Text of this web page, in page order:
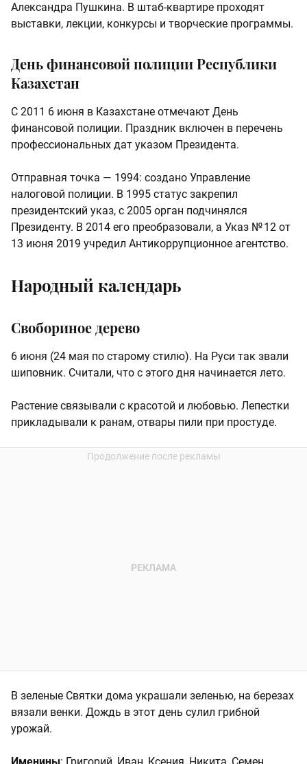
Александра Пушкина. В штаб-квартире проходят
выставки, лекции, конкурсы и творческие программы.
День финансовой полиции Республики
Казахстан
С 2011 6 июня в Казахстане отмечают День
финансовой полиции. Праздник включен в перечень
профессиональных дат указом Президента.
Отправная точка — 1994: создано Управление
налоговой полиции. В 1995 статус закрепил
президентский указ, с 2005 орган подчинялся
Президенту. В 2014 его преобразовали, а Указ № 12 от
13 июня 2019 учредил Антикоррупционное агентство.
Народный календарь
Свобориное дерево
6 июня (24 мая по старому стилю). На Руси так звали
шиповник. Считали, что с этого дня начинается лето.
Растение связывали с красотой и любовью. Лепестки
прикладывали к ранам, отвары пили при простуде.
В зеленые Святки дома украшали зеленью, на березах
вязали венки. Дождь в этот день сулил грибной
урожай.